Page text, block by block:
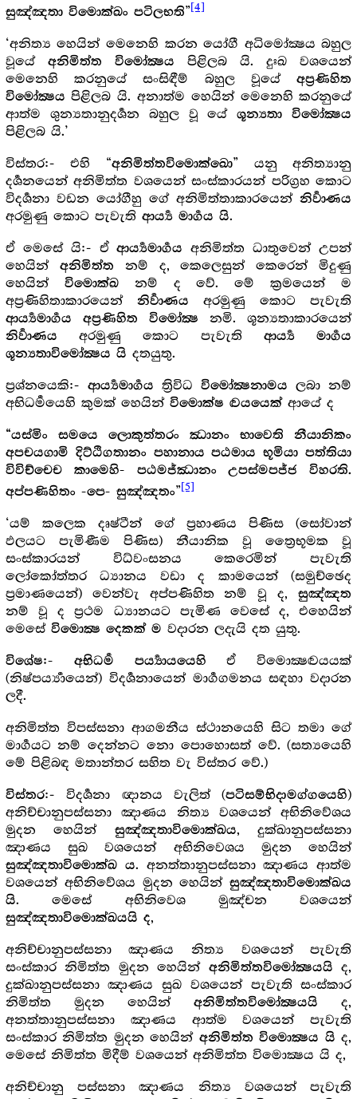
සුඤ්ඤතා විමොක්ඛං පටිලභති”[4]
‘අනිත්‍ය හෙයින් මෙනෙහි කරන යෝගී අධිමෝක්‍ෂය බහුල
වූයේ අනිමිත්ත විමෝක්‍ෂය පිළිලබ යි. දුඃඛ වශයෙන්
මෙනෙහි කරනුයේ සංසිඳීම් බහුල වූයේඅප්‍ර‍ණිහිත
විමෝක්‍ෂය පිළිලබ යි. අනාත්ම හෙයින් මෙනෙහි කරනුයේ
ආත්ම ශුන්‍යතානුදර්‍ශන බහුල වූ යේශූන්‍යතා විමෝක්‍ෂය
පිළිලබ යි.’
විස්තර:- එහි “අනිමිත්තවිමොක්ඛො” යනු අනිත්‍යානු
දර්‍ශනයෙන් අනිමිත්ත වශයෙන් සංස්කාරයන් පරිග්‍ර‍හ කොට
විදර්‍ශනා වඩන යෝගීහු ගේ අනිමිත්තාකාරයෙන්නිර්‍වාණය
අරමුණු කොට පැවැති ආර්‍ය්‍ය මාර්‍ගය යි.
ඒ මෙසේ යි:- ඒආර්‍ය්‍යමාර්‍ගය
අනිමිත්ත ධාතුවෙන් උපන්
හෙයින් අනිමිත්ත නම් ද, කෙලෙසුන් කෙරෙන් මිදුණු
හෙයින් විමොක්ඛනම් ද වේ. මේ ක්‍ර‍මයෙන් ම
අප්‍ර‍ණිහිතාකාරයෙන් නිර්‍වාණය අරමුණු කොට පැවැති
ආර්‍ය්‍යමාර්‍ගය අප්‍ර‍ණිහිත විමෝක්‍ෂ නමි. ශූන්‍යතාකාරයෙන්
නිර්‍වාණය අරමුණු කොට පැවැතිආර්‍ය්‍ය මාර්‍ගය
ශූන්‍යතාවිමෝක්‍ෂය යි දතයුතු.
ප්‍ර‍ශ්නයෙකි:- ආර්‍ය්‍යමාර්‍ගය ත්‍රිවිධවිමෝක්‍ෂනාමය ලබා නම්
අභිධර්‍මයෙහි කුමක් හෙයින් විමොක්ෂ ද්‍වයයෙක්ආයේ ද
“යස්මිං සමයෙ ලොකුත්තරං ඣානං භාවෙති නීයානිකං
අපචයගාමි දිට්ඨිගතානං පහානාය පඨමාය භූමියා පත්තියා
විවිච්චෙච කාමෙහි- පඨමජ්ඣානං උපස්මපජ්ජ විහරති.
අප්පණිහිතං -පෙ- සුඤ්ඤතං”[5]
‘යම් කලෙක දෘෂ්ටීන් ගේ ප්‍ර‍හාණය පිණිස (සෝවාන්
ඵලයට පැමිණීම පිණිස) නීයානික වූ ත්‍රෛභූමක වූ
සංස්කාරයන් විධ්වංසනය කෙරෙමින් පැවැති
ලෝකෝත්තර ධ්‍යානය වඩා ද කාමයෙන් (සමුච්ඡෙද
ප්‍ර‍මාණයෙන්) වෙන්වැ අප්පණිහිත නම් වූ ද,සුඤ්ඤත
නම් වූ ද ප්‍ර‍ථම ධ්‍යානයට පැමිණ වෙසේ ද, එහෙයින්
මෙසේ විමොක්‍ෂ දෙකක් ම වදාරන ලදැයි දත යුතු.
විශේෂ:- අභිධර්‍ම පර්‍ය්‍යායයෙහි ඒ විමොක්‍ෂද්‍වයයක්
(නිෂ්පර්‍ය්‍යායෙන්) විදර්‍ශනායෙන් මාර්‍ගගමනය සඳහා වදාරන
ලදී.
අනිමිත්ත විපස්සනා ආගමනීය ස්ථානයෙහි සිට තමා ගේ
මාර්‍ගයට නම් දෙන්නට නො පොහොසත් වේ. (සත්‍යයෙහි
මේ පිළිබඳ මතාන්තර සහිත වැ විස්තර වේ.)
විස්තර:- විදර්‍ශනා ඥානය වැලිත් (පටිසම්භිදාමග්ගයෙහි)
අනිච්චානුපස්සනා ඤාණය නිත්‍ය වශයෙන් අභිනිවේශය
මුදන හෙයින් සුඤ්ඤතාවිමොක්ඛය, දුක්ඛානුපස්සනා
ඤාණය සුඛ වශයෙන් අභිනිවෙශය මුදන හෙයින්
සුඤ්ඤතාවිමොක්ඛ ය. අනත්තානුපස්සනා ඤාණය ආත්ම
වශයෙන් අභිනිවේශය මුදන හෙයින්සුඤ්ඤතාවිමොක්ඛය
යි. මෙසේ අභිනිවෙශ මුඤ්චන වශයෙන්
සුඤ්ඤතාවිමොක්ඛයයි ද,
අනිච්චානුපස්සනා ඤාණය නිත්‍ය වශයෙන් පැවැති
සංස්කාර නිමිත්ත මුදන හෙයින් අනිමිත්තවිමෝක්‍ෂයයි ද,
දුක්ඛානුපස්සනා ඤාණය සුඛ වශයෙන් පැවැති සංස්කාර
නිමිත්ත මුදන හෙයින්අනිමිත්තවිමෝක්‍ෂයයි ද,
අනත්තානුපස්සනා ඤාණය ආත්ම වශයෙන් පැවැති
සංස්කාර නිමිත්ත මුදන හෙයින් අනිමිත්ත විමොක්‍ෂය යිද,
මෙසේ නිමිත්ත මිදීම් වශයෙන් අනිමිත්ත විමොක්‍ෂය යි ද,
අනිච්චානු පස්සනා ඤාණය නිත්‍ය වශයෙන් පැවැති